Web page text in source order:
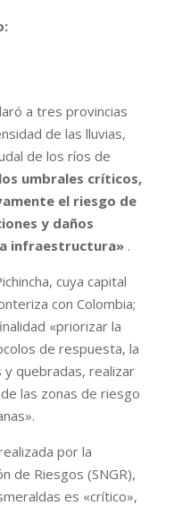
a tres provincias
de las lluvias,
de los ríos de
umbrales críticos,
el riesgo de
y daños
infraestructura».
cuya capital
con Colombia;
«priorizar la
de respuesta, la
quebradas, realizar
las zonas de riesgo
por la
de Riesgos (SNGR),
es «crítico»,